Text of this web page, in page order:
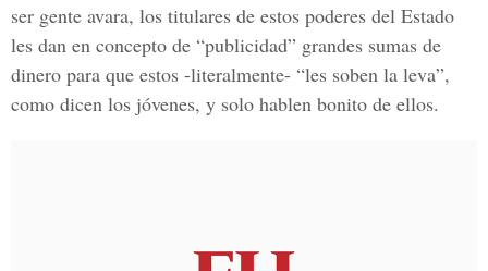
ser gente avara, los titulares de estos poderes del Estado
les dan en concepto de “publicidad” grandes sumas de
dinero para que estos -literalmente- “les soben la leva”,
como dicen los jóvenes, y solo hablen bonito de ellos.